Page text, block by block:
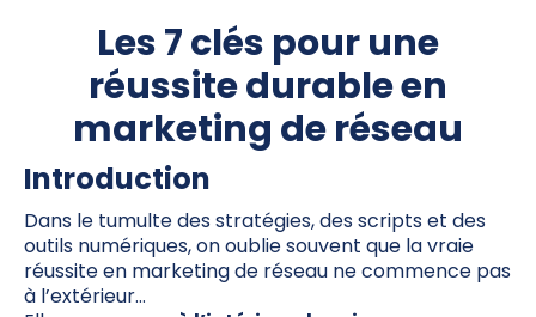
Les 7 clés pour une
réussite durable en
marketing de réseau
Introduction
Dans le tumulte des stratégies, des scripts et des
outils numériques, on oublie souvent que la vraie
réussite en marketing de réseau ne commence pas
à l’extérieur…